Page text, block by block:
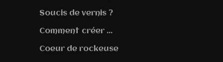
Soucis de vernis ?
Comment créer ...
Coeur de rockeuse